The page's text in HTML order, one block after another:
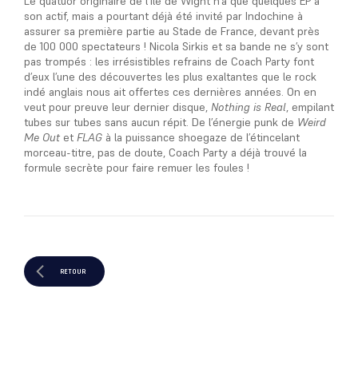
son actif, mais a pourtant déjà été invité par Indochine à
assurer sa première partie au Stade de France, devant près
de 100 000 spectateurs ! Nicola Sirkis et sa bande ne s’y sont
pas trompés : les irrésistibles refrains de Coach Party font
d’eux l’une des découvertes les plus exaltantes que le rock
indé anglais nous ait offertes ces dernières années. On en
veut pour preuve leur dernier disque, Nothing is Real, empilant
tubes sur tubes sans aucun répit. De l’énergie punk de Weird
Me Out et FLAG à la puissance shoegaze de l’étincelant
morceau-titre, pas de doute, Coach Party a déjà trouvé la
formule secrète pour faire remuer les foules !
RETOUR